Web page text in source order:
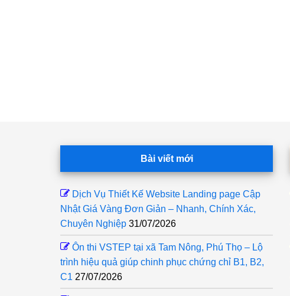
Bài viết mới
Dịch Vụ Thiết Kế Website Landing page Cập
Nhật Giá Vàng Đơn Giản – Nhanh, Chính Xác,
Chuyên Nghiệp 31/07/2026
Ôn thi VSTEP tại xã Tam Nông, Phú Thọ – Lộ
trình hiệu quả giúp chinh phục chứng chỉ B1, B2,
C1 27/07/2026